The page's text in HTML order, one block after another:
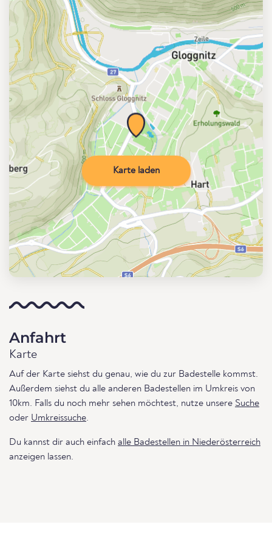
Karte laden
Anfahrt
Karte
Auf der Karte siehst du genau, wie du zur Badestelle kommst.
Außerdem siehst du alle anderen Badestellen im Umkreis von
10km. Falls du noch mehr sehen möchtest, nutze unsere Suche
oder Umkreissuche.
Du kannst dir auch einfach alle Badestellen in Niederösterreich
anzeigen lassen.